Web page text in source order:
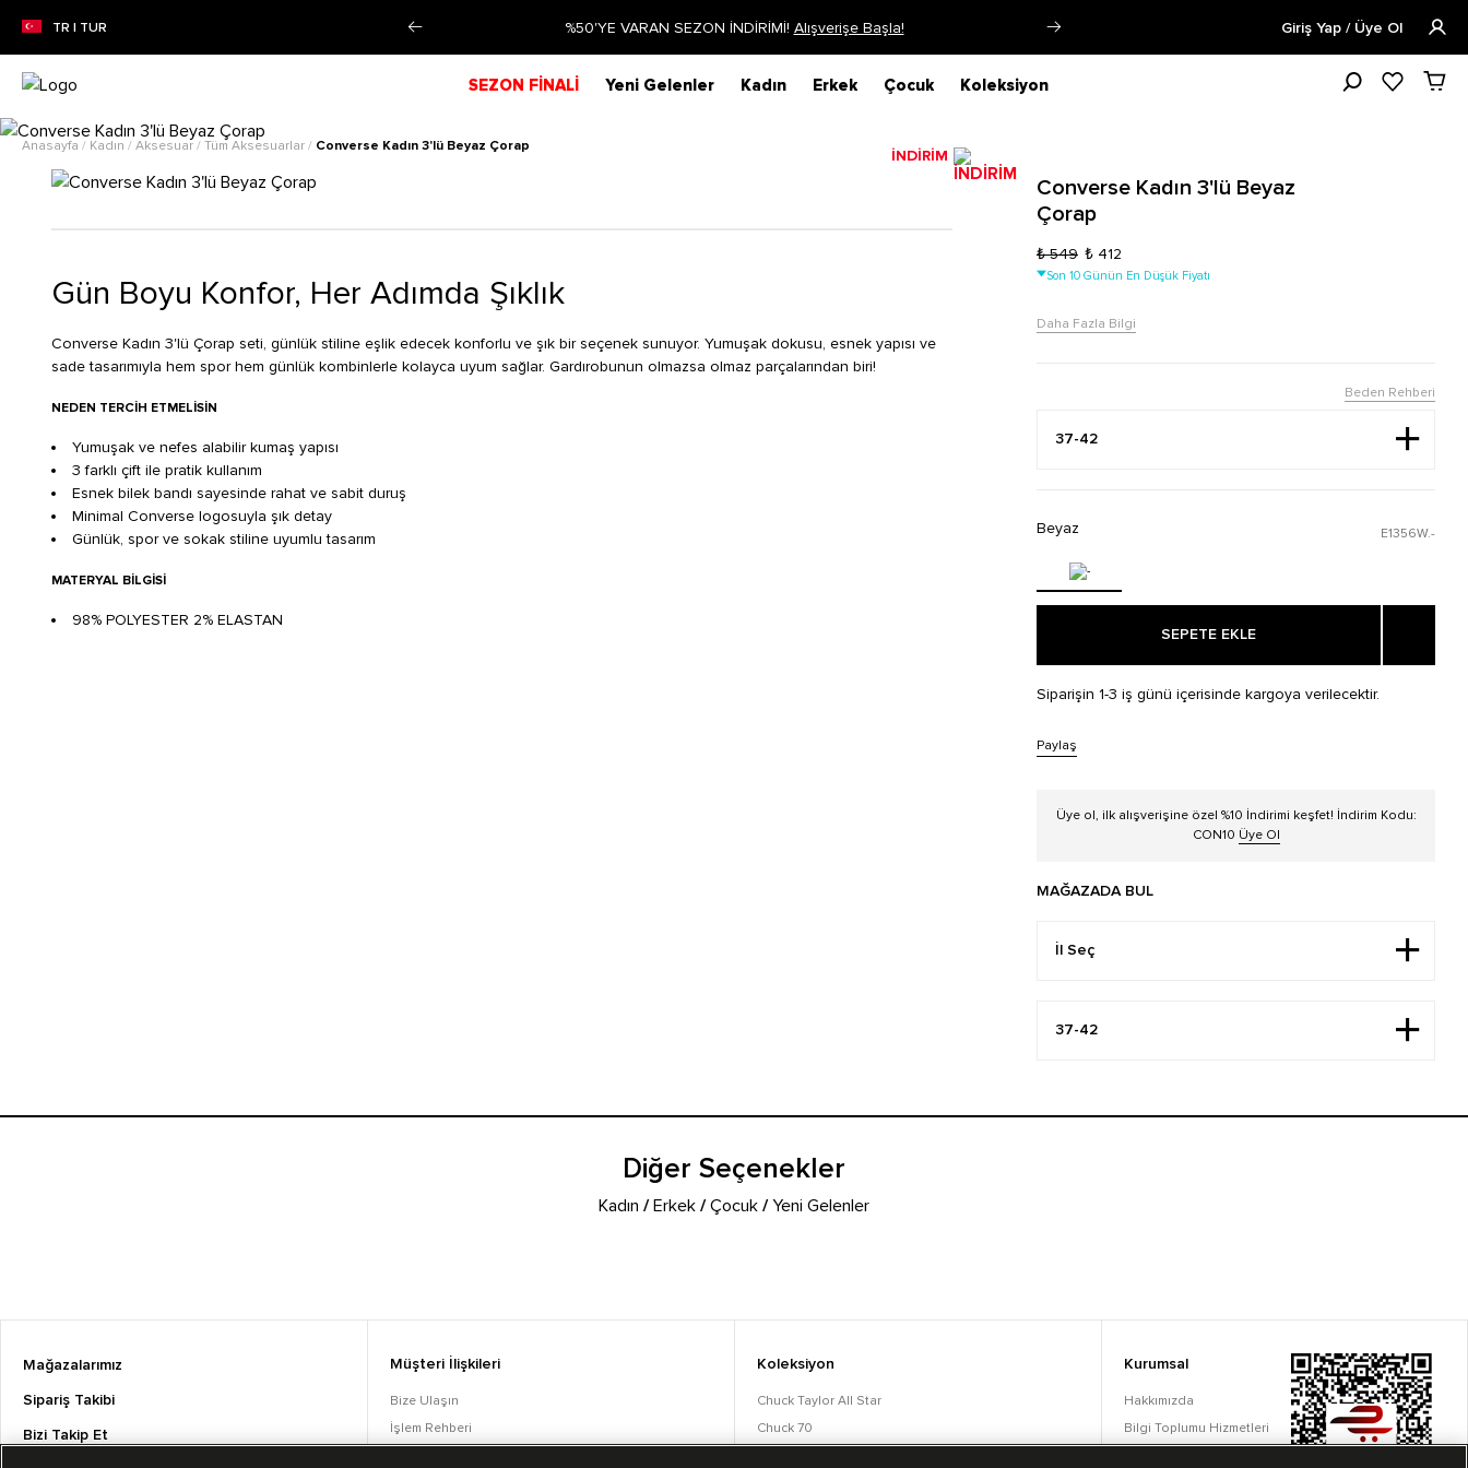
TR | TUR
farksız 4 taksit imkanı! %50'YE VARAN SEZON İNDİRİMİ! Alışverişe Başla! Siparişin 1-3 iş günü içerisinde
Giriş Yap / Üye Ol
SEZON FİNALİ Yeni Gelenler Kadın Erkek Çocuk Koleksiyon
Anasayfa / Kadın / Aksesuar / Tüm Aksesuarlar / Converse Kadın 3'lü Beyaz Çorap
İNDİRİM
Gün Boyu Konfor, Her Adımda Şıklık
Converse Kadın 3'lü Çorap seti, günlük stiline eşlik edecek konforlu ve şık bir seçenek sunuyor. Yumuşak dokusu, esnek yapısı ve
sade tasarımıyla hem spor hem günlük kombinlerle kolayca uyum sağlar. Gardırobunun olmazsa olmaz parçalarından biri!
NEDEN TERCIH ETMELISIN
Yumuşak ve nefes alabilir kumaş yapısı
3 farklı çift ile pratik kullanım
Esnek bilek bandı sayesinde rahat ve sabit duruş
Minimal Converse logosuyla şık detay
Günlük, spor ve sokak stiline uyumlu tasarım
MATERYAL BILGISI
98% POLYESTER 2% ELASTAN
Converse Kadın 3'lü Beyaz
Çorap
₺ 549 ₺ 412
Son 10 Günün En Düşük Fiyatı
Daha Fazla Bilgi
Beden Rehberi
Beyaz E1356W.-
SEPETE EKLE
Siparişin 1-3 iş günü içerisinde kargoya verilecektir.
Paylaş
Üye ol, ilk alışverişine özel %10 İndirimi keşfet! İndirim Kodu:
CON10 Üye Ol
MAĞAZADA BUL
Diğer Seçenekler
Kadın /Erkek /Çocuk /Yeni Gelenler
Mağazalarımız
Sipariş Takibi
Bizi Takip Et
Müşteri İlişkileri
Bize Ulaşın
İşlem Rehberi
Koleksiyon
Chuck Taylor All Star
Chuck 70
Kurumsal
Hakkımızda
Bilgi Toplumu Hizmetleri